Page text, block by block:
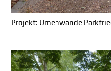
Projekt: Urnenwände